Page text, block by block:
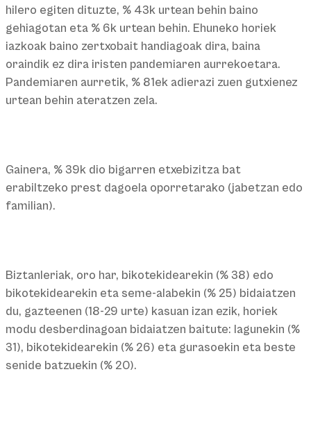
hilero egiten dituzte, % 43k urtean behin baino
gehiagotan eta % 6k urtean behin. Ehuneko horiek
iazkoak baino zertxobait handiagoak dira, baina
oraindik ez dira iristen pandemiaren aurrekoetara.
Pandemiaren aurretik, % 81ek adierazi zuen gutxienez
urtean behin ateratzen zela.
Gainera, % 39k dio bigarren etxebizitza bat
erabiltzeko prest dagoela oporretarako (jabetzan edo
familian).
Biztanleriak, oro har, bikotekidearekin (% 38) edo
bikotekidearekin eta seme-alabekin (% 25) bidaiatzen
du, gazteenen (18-29 urte) kasuan izan ezik, horiek
modu desberdinagoan bidaiatzen baitute: lagunekin (%
31), bikotekidearekin (% 26) eta gurasoekin eta beste
senide batzuekin (% 20).